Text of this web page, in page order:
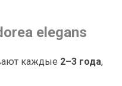
elegans
каждые 2–3 года,